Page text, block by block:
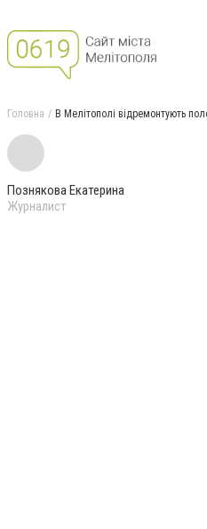
Головна В Мелітополі відремонтують
Познякова Екатерина
Журналист